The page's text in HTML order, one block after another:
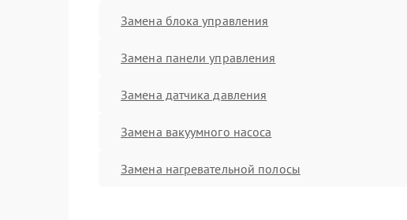
Замена блока управления
Замена панели управления
Замена датчика давления
Замена вакуумного насоса
Замена нагревательной полосы